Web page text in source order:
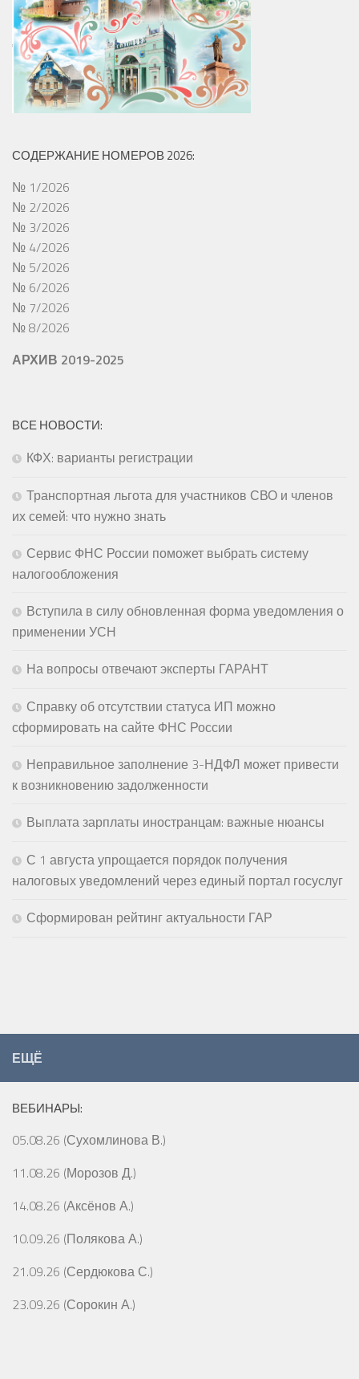
СОДЕРЖАНИЕ НОМЕРОВ 2026:
№ 1/2026
№ 2/2026
№ 3/2026
№ 4/2026
№ 5/2026
№ 6/2026
№ 7/2026
№ 8/2026
АРХИВ 2019-2025
ВСЕ НОВОСТИ:
КФХ: варианты регистрации
Транспортная льгота для участников СВО и членов
их семей: что нужно знать
Сервис ФНС России поможет выбрать систему
налогообложения
Вступила в силу обновленная форма уведомления о
применении УСН
На вопросы отвечают эксперты ГАРАНТ
Справку об отсутствии статуса ИП можно
сформировать на сайте ФНС России
Неправильное заполнение 3-НДФЛ может привести
к возникновению задолженности
Выплата зарплаты иностранцам: важные нюансы
С 1 августа упрощается порядок получения
налоговых уведомлений через единый портал госуслуг
Сформирован рейтинг актуальности ГАР
ЕЩЁ
ВЕБИНАРЫ:
05.08.26 (Сухомлинова В.)
11.08.26 (Морозов Д.)
14.08.26 (Аксёнов А.)
10.09.26 (Полякова А.)
21.09.26 (Сердюкова С.)
23.09.26 (Сорокин А.)